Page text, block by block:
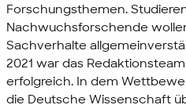
Forschungsthemen.
Nachwuchsforschende
Sachverhalte
2021 war das
erfolgreich. In dem
die Deutsche Wissenschaft